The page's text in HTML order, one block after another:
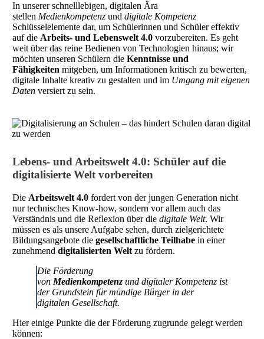
In unserer schnelllebigen, digitalen Ära
stellen Medienkompetenz und digitale Kompetenz
Schlüsselelemente dar, um Schülerinnen und Schüler effektiv
auf die Arbeits- und Lebenswelt 4.0 vorzubereiten. Es geht
weit über das reine Bedienen von Technologien hinaus; wir
möchten unseren Schülern die Kenntnisse und
Fähigkeiten mitgeben, um Informationen kritisch zu bewerten,
digitale Inhalte kreativ zu gestalten und im Umgang mit eigenen
Daten versiert zu sein.
Lebens- und Arbeitswelt 4.0: Schüler auf die
digitalisierte Welt vorbereiten
Die Arbeitswelt 4.0 fordert von der jungen Generation nicht
nur technisches Know-how, sondern vor allem auch das
Verständnis und die Reflexion über die digitale Welt. Wir
müssen es als unsere Aufgabe sehen, durch zielgerichtete
Bildungsangebote die gesellschaftliche Teilhabe in einer
zunehmend digitalisierten Welt zu fördern.
Die Förderung
von Medienkompetenz und digitaler Kompetenz ist
der Grundstein für mündige Bürger in der
digitalen Gesellschaft.
Hier einige Punkte die der Förderung zugrunde gelegt werden
können: